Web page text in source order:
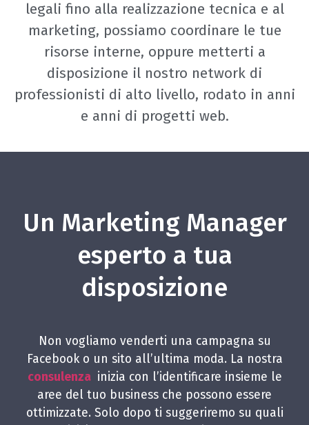
legali fino alla realizzazione tecnica e al
marketing, possiamo coordinare le tue
risorse interne, oppure metterti a
disposizione il nostro network di
professionisti di alto livello, rodato in anni
e anni di progetti web.
Un Marketing Manager
esperto a tua
disposizione
Non vogliamo venderti una campagna su
Facebook o un sito all’ultima moda. La nostra
consulenza inizia con l’identificare insieme le
aree del tuo business che possono essere
ottimizzate. Solo dopo ti suggeriremo su quali